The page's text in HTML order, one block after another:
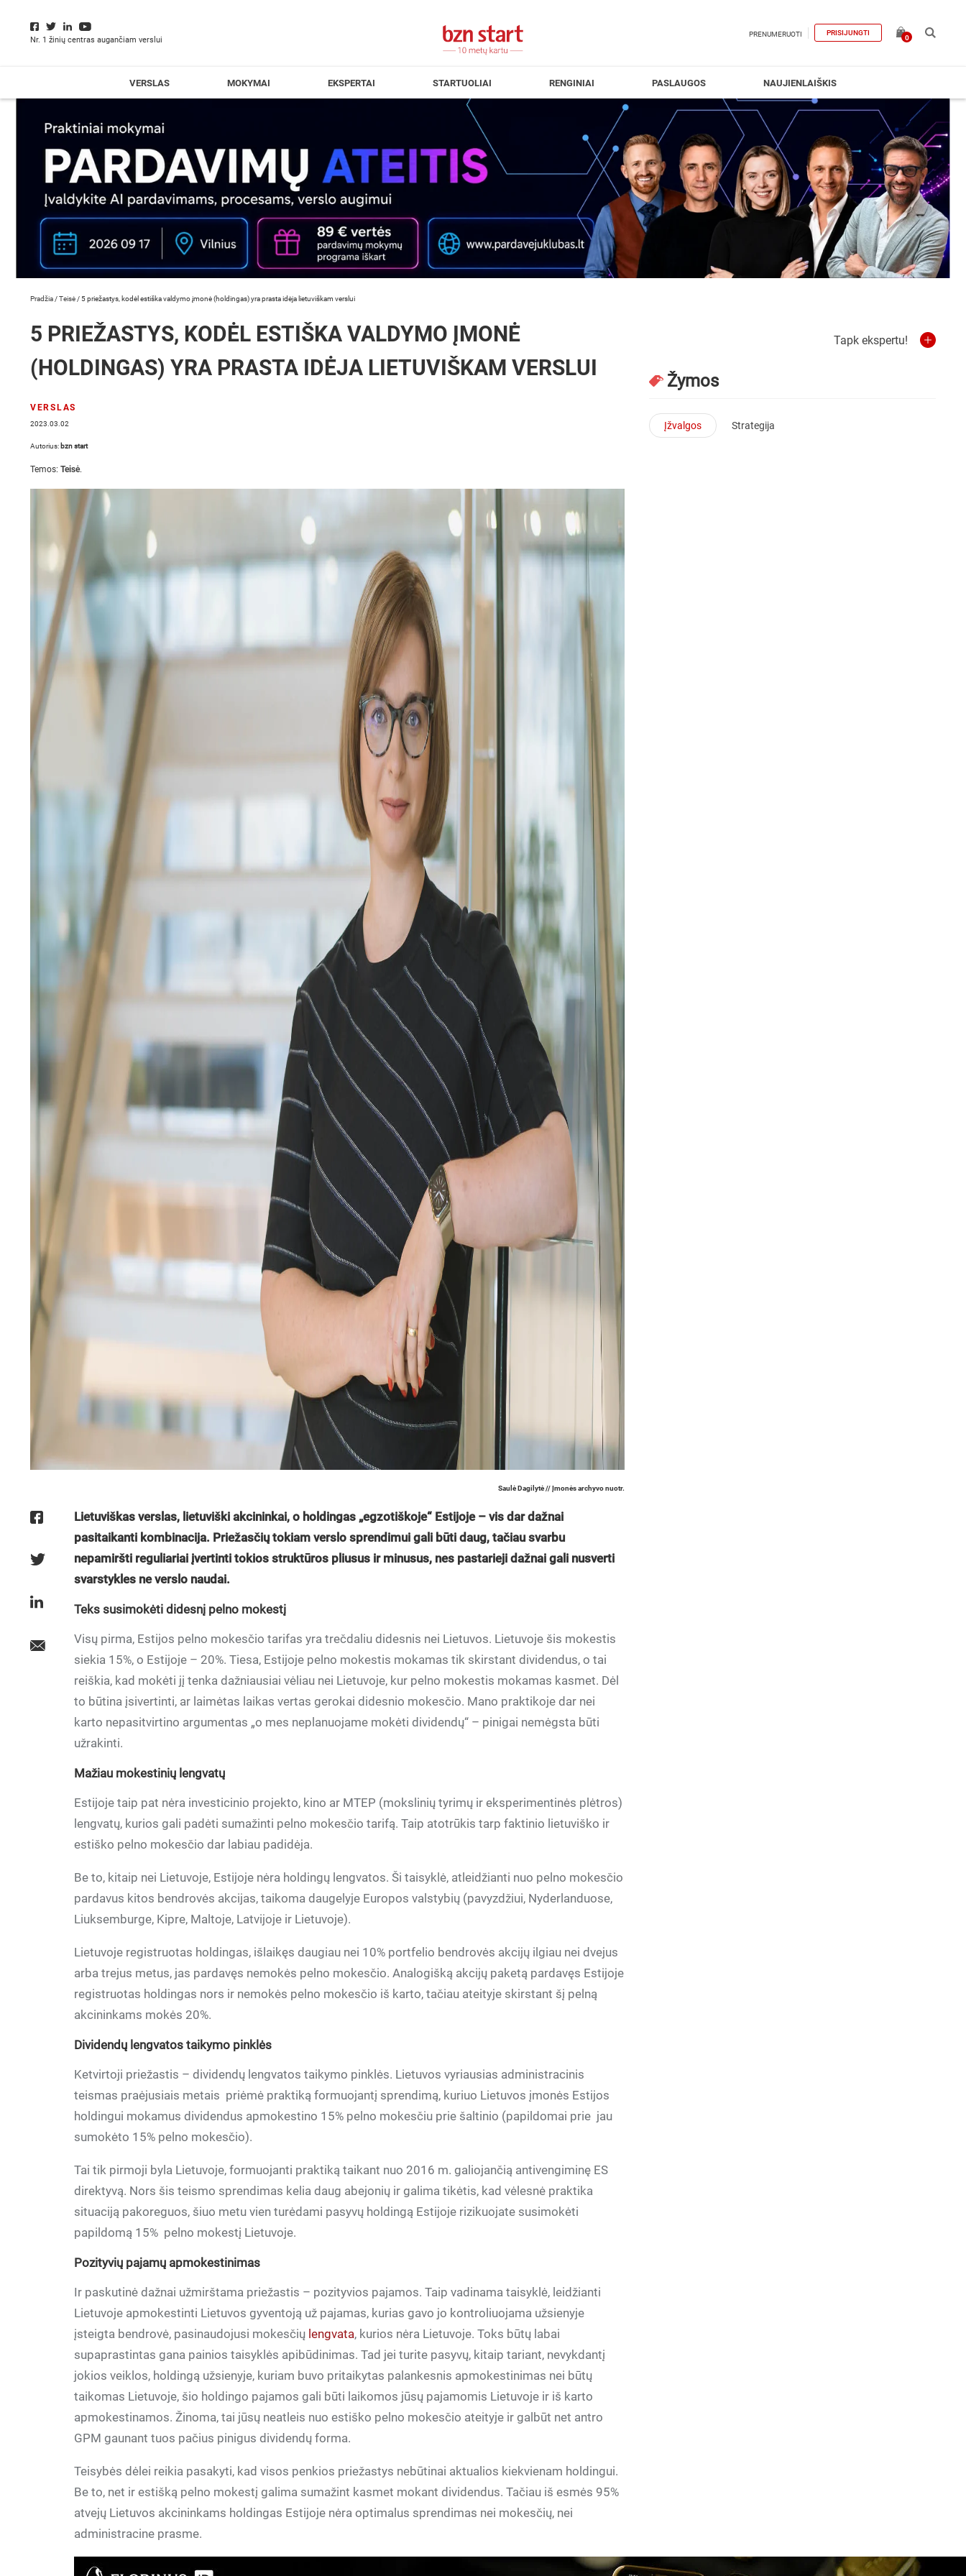
Nr. 1 žinių centras augančiam verslui
PRENUMERUOTI PRISIJUNGTI
0
VERSLAS MOKYMAI EKSPERTAI STARTUOLIAI RENGINIAI PASLAUGOS NAUJIENLAIŠKIS
Pradžia /Teisė /5 priežastys, kodėl estiška valdymo įmonė (holdingas) yra prasta idėja lietuviškam verslui
5 PRIEŽASTYS, KODĖL ESTIŠKA VALDYMO ĮMONĖ
(HOLDINGAS) YRA PRASTA IDĖJA LIETUVIŠKAM VERSLUI
VERSLAS
2023.03.02
Autorius: bzn start
Temos: Teisė.
Saulė Dagilytė // Įmonės archyvo nuotr.
Lietuviškas verslas, lietuviški akcininkai, o holdingas „egzotiškoje“ Estijoje – vis dar dažnai
pasitaikanti kombinacija. Priežasčių tokiam verslo sprendimui gali būti daug, tačiau svarbu
nepamiršti reguliariai įvertinti tokios struktūros pliusus ir minusus, nes pastarieji dažnai gali nusverti
svarstykles ne verslo naudai.
Teks susimokėti didesnį pelno mokestį
Visų pirma, Estijos pelno mokesčio tarifas yra trečdaliu didesnis nei Lietuvos. Lietuvoje šis mokestis
siekia 15%, o Estijoje – 20%. Tiesa, Estijoje pelno mokestis mokamas tik skirstant dividendus, o tai
reiškia, kad mokėti jį tenka dažniausiai vėliau nei Lietuvoje, kur pelno mokestis mokamas kasmet. Dėl
to būtina įsivertinti, ar laimėtas laikas vertas gerokai didesnio mokesčio. Mano praktikoje dar nei
karto nepasitvirtino argumentas „o mes neplanuojame mokėti dividendų“ – pinigai nemėgsta būti
užrakinti.
Mažiau mokestinių lengvatų
Estijoje taip pat nėra investicinio projekto, kino ar MTEP (mokslinių tyrimų ir eksperimentinės plėtros)
lengvatų, kurios gali padėti sumažinti pelno mokesčio tarifą. Taip atotrūkis tarp faktinio lietuviško ir
estiško pelno mokesčio dar labiau padidėja.
Be to, kitaip nei Lietuvoje, Estijoje nėra holdingų lengvatos. Ši taisyklė, atleidžianti nuo pelno mokesčio
pardavus kitos bendrovės akcijas, taikoma daugelyje Europos valstybių (pavyzdžiui, Nyderlanduose,
Liuksemburge, Kipre, Maltoje, Latvijoje ir Lietuvoje).
Lietuvoje registruotas holdingas, išlaikęs daugiau nei 10% portfelio bendrovės akcijų ilgiau nei dvejus
arba trejus metus, jas pardavęs nemokės pelno mokesčio. Analogišką akcijų paketą pardavęs Estijoje
registruotas holdingas nors ir nemokės pelno mokesčio iš karto, tačiau ateityje skirstant šį pelną
akcininkams mokės 20%.
Dividendų lengvatos taikymo pinklės
Ketvirtoji priežastis – dividendų lengvatos taikymo pinklės. Lietuvos vyriausias administracinis
teismas praėjusiais metais priėmė praktiką formuojantį sprendimą, kuriuo Lietuvos įmonės Estijos
holdingui mokamus dividendus apmokestino 15% pelno mokesčiu prie šaltinio (papildomai prie jau
sumokėto 15% pelno mokesčio).
Tai tik pirmoji byla Lietuvoje, formuojanti praktiką taikant nuo 2016 m. galiojančią antivengiminę ES
direktyvą. Nors šis teismo sprendimas kelia daug abejonių ir galima tikėtis, kad vėlesnė praktika
situaciją pakoreguos, šiuo metu vien turėdami pasyvų holdingą Estijoje rizikuojate susimokėti
papildomą 15% pelno mokestį Lietuvoje.
Pozityvių pajamų apmokestinimas
Ir paskutinė dažnai užmirštama priežastis – pozityvios pajamos. Taip vadinama taisyklė, leidžianti
Lietuvoje apmokestinti Lietuvos gyventoją už pajamas, kurias gavo jo kontroliuojama užsienyje
įsteigta bendrovė, pasinaudojusi mokesčių lengvata, kurios nėra Lietuvoje. Toks būtų labai
supaprastintas gana painios taisyklės apibūdinimas. Tad jei turite pasyvų, kitaip tariant, nevykdantį
jokios veiklos, holdingą užsienyje, kuriam buvo pritaikytas palankesnis apmokestinimas nei būtų
taikomas Lietuvoje, šio holdingo pajamos gali būti laikomos jūsų pajamomis Lietuvoje ir iš karto
apmokestinamos. Žinoma, tai jūsų neatleis nuo estiško pelno mokesčio ateityje ir galbūt net antro
GPM gaunant tuos pačius pinigus dividendų forma.
Teisybės dėlei reikia pasakyti, kad visos penkios priežastys nebūtinai aktualios kiekvienam holdingui.
Be to, net ir estišką pelno mokestį galima sumažint kasmet mokant dividendus. Tačiau iš esmės 95%
atvejų Lietuvos akcininkams holdingas Estijoje nėra optimalus sprendimas nei mokesčių, nei
administracine prasme.
Tapk ekspertu!
Žymos
Įžvalgos Strategija